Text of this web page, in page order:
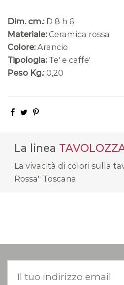
Dim. cm.: D 8 h 6
Materiale: Ceramica rossa
Colore: Arancio
Tipologia: Te' e caffe'
Peso Kg.: 0,20
La linea
La vivacità di colori sulla
Rossa" Toscana